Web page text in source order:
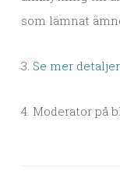
som lämnat
3. Se mer
4. Moderator på